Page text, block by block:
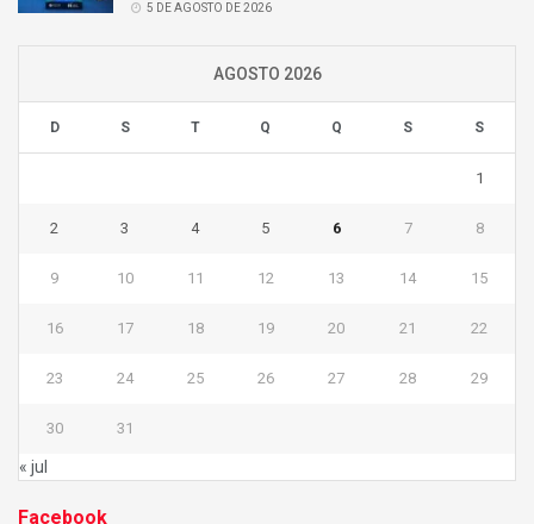
5 DE AGOSTO DE 2026
AGOSTO 2026
D S T Q Q S S
1
2 3 4 5 6 7 8
9 10 11 12 13 14 15
16 17 18 19 20 21 22
23 24 25 26 27 28 29
30 31
« jul
Facebook